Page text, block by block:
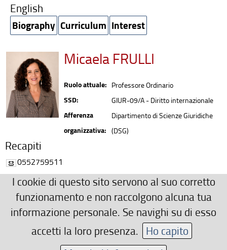
English
Biography Curriculum Interest
Micaela FRULLI
Ruolo attuale: Professore Ordinario
SSD: GIUR-09/A - Diritto internazionale
Afferenza
organizzativa:
Dipartimento di Scienze Giuridiche
(DSG)
Recapiti
0552759511
micaela.frulli(AT)unifi.it
Ulteriori Recapiti
via delle Pandette, 32 -50127 Firenze
micaela.frulli(AT)unifi.it
I cookie di questo sito servono al suo corretto
funzionamento e non raccolgono alcuna tua
informazione personale. Se navighi su di esso
accetti la loro presenza. Ho capito